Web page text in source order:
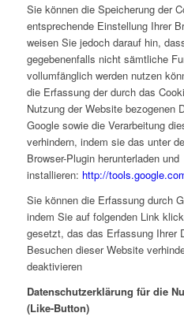
Sie können die Speicherung der
entsprechende Einstellung Ihrer
weisen Sie jedoch darauf hin,
gegebenenfalls nicht sämtliche
vollumfänglich werden nutzen
die Erfassung der durch das
Nutzung der Website bezogenen
Google sowie die Verarbeitung
verhindern, indem sie das unter
Browser-Plugin herunterladen und
installieren: http://
Sie können die Erfassung durch
indem Sie auf folgenden Link
gesetzt, das das Erfassung Ihrer
Besuchen dieser Website
deaktivieren
Datenschutzerklärung für die
(Like-Button)